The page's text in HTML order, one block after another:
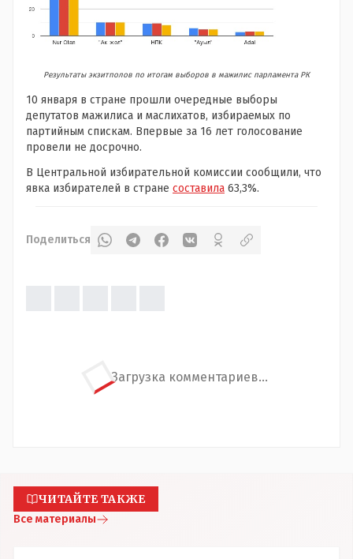
Результаты экзитполов по итогам выборов в мажилис парламента РК
10 января в стране прошли очередные выборы
депутатов мажилиса и маслихатов, избираемых по
партийным спискам. Впервые за 16 лет голосование
провели не досрочно.
В Центральной избирательной комиссии сообщили, что
явка избирателей в стране составила 63,3%.
Поделиться
Загрузка комментариев...
ЧИТАЙТЕ ТАКЖЕ
Все материалы